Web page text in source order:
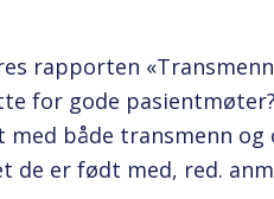
rapporten
for gode
både transmenn og
de er født med, red.